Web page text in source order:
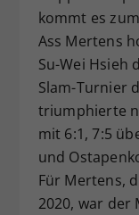
kommt es
Ass Mertens
Su-Wei Hsieh
Slam-Turnier
triumphierte
mit 6:1, 7:5
und
Für Mertens,
2020, war der